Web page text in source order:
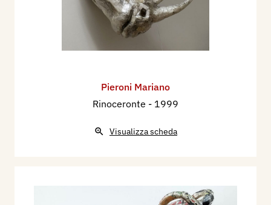
Pieroni Mariano
Rinoceronte - 1999
Visualizza scheda